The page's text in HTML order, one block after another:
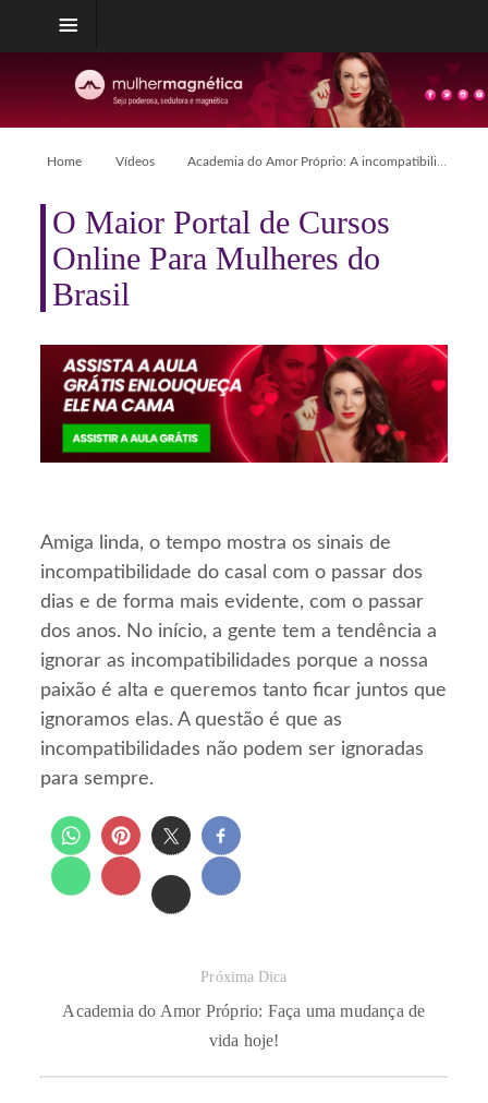
Home Vídeos Academia do Amor Próprio: A incompatibilidade no amor
O Maior Portal de Cursos
Online Para Mulheres do
Brasil
Amiga linda, o tempo mostra os sinais de
incompatibilidade do casal com o passar dos
dias e de forma mais evidente, com o passar
dos anos. No início, a gente tem a tendência a
ignorar as incompatibilidades porque a nossa
paixão é alta e queremos tanto ficar juntos que
ignoramos elas. A questão é que as
incompatibilidades não podem ser ignoradas
para sempre.
Próxima Dica
Academia do Amor Próprio: Faça uma mudança de
vida hoje!